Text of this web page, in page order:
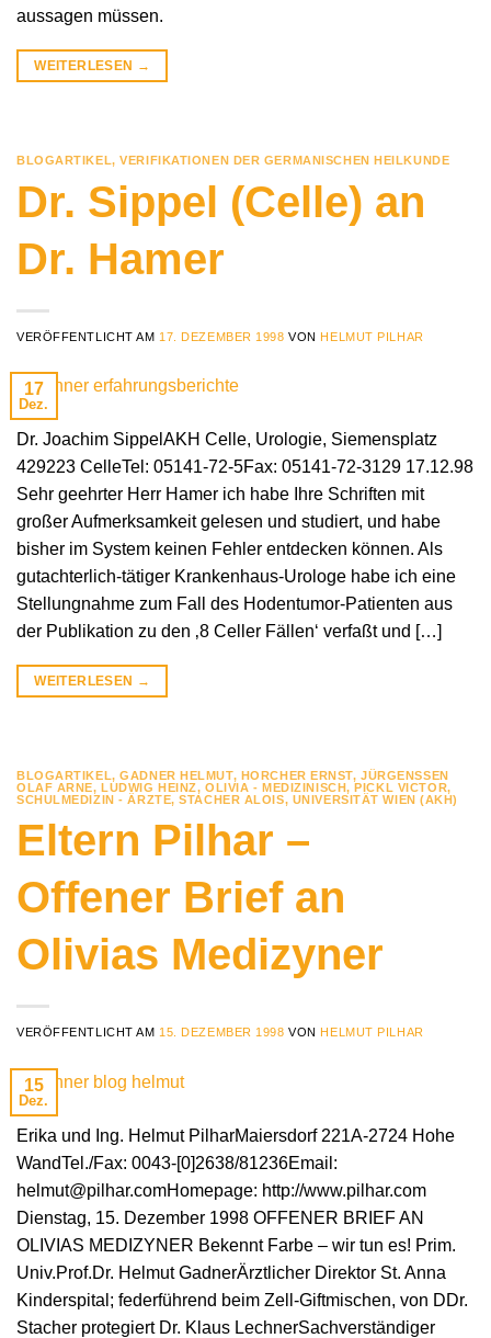
aussagen müssen.
WEITERLESEN →
BLOGARTIKEL,VERIFIKATIONEN DER GERMANISCHEN HEILKUNDE
Dr. Sippel (Celle) an
Dr. Hamer
VERÖFFENTLICHT AM 17. DEZEMBER 1998 VON HELMUT PILHAR
17
Dez.
Dr. Joachim SippelAKH Celle, Urologie, Siemensplatz
429223 CelleTel: 05141-72-5Fax: 05141-72-3129 17.12.98
Sehr geehrter Herr Hamer ich habe Ihre Schriften mit
großer Aufmerksamkeit gelesen und studiert, und habe
bisher im System keinen Fehler entdecken können. Als
gutachterlich-tätiger Krankenhaus-Urologe habe ich eine
Stellungnahme zum Fall des Hodentumor-Patienten aus
der Publikation zu den ‚8 Celler Fällen‘ verfaßt und […]
WEITERLESEN →
BLOGARTIKEL,GADNER HELMUT, HORCHER ERNST,JÜRGENSSEN
OLAF ARNE,LUDWIG HEINZ,OLIVIA - MEDIZINISCH,PICKL VICTOR,
SCHULMEDIZIN - ÄRZTE,STACHER ALOIS, UNIVERSITÄT WIEN (AKH)
Eltern Pilhar –
Offener Brief an
Olivias Medizyner
VERÖFFENTLICHT AM15. DEZEMBER 1998 VON HELMUT PILHAR
15
Dez.
Erika und Ing. Helmut PilharMaiersdorf 221A-2724 Hohe
WandTel./Fax: 0043-[0]2638/81236Email:
helmut@pilhar.comHomepage: http://www.pilhar.com
Dienstag, 15. Dezember 1998 OFFENER BRIEF AN
OLIVIAS MEDIZYNER Bekennt Farbe – wir tun es! Prim.
Univ.Prof.Dr. Helmut GadnerÄrztlicher Direktor St. Anna
Kinderspital; federführend beim Zell-Giftmischen, von DDr.
Stacher protegiert Dr. Klaus LechnerSachverständiger